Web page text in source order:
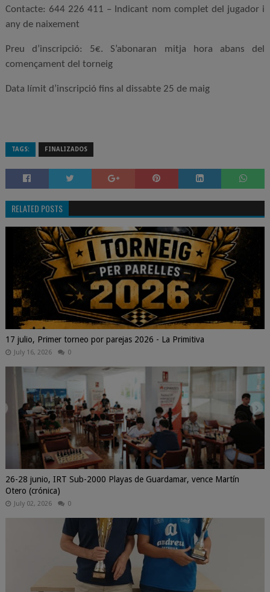
Contacte: 644 226 411 – Indicant nom complet del jugador i
any de naixement
Preu d’inscripció: 5€. S’abonaran mitja hora abans del
començament del torneig
Data límit d’inscripció fins al dissabte 25 de maig
TAGS: FINALIZADOS
RELATED POSTS
17 julio, Primer torneo por parejas 2026 - La Primitiva
July 16, 2026 0
26-28 junio, IRT Sub-2000 Playas de Guardamar, vence Martín
Otero (crónica)
July 02, 2026 0